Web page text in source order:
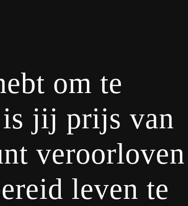
om te
jij prijs van
veroorloven
leven te